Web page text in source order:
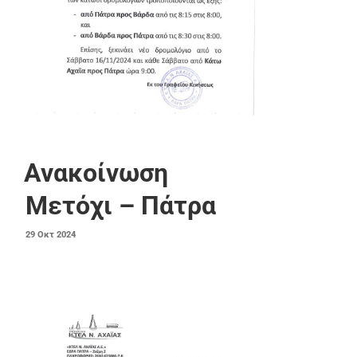
Ανακοίνωση
Μετόχι – Πάτρα
ΔΗΜΟΣΙΕΎΤΗΚΕ
29 Οκτ 2024